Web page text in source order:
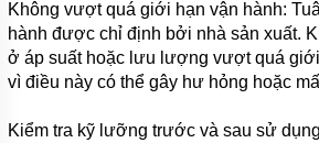
BƠM
CHÌM
HÚT
NƯỚC
THẢI
Không vượt quá giới hạn vận hành:
hành được chỉ định bởi nhà sản xuất.
ở áp suất hoặc lưu lượng vượt quá
vì điều này có thể gây hư hỏng hoặc
Kiểm tra kỹ lưỡng trước và sau sử